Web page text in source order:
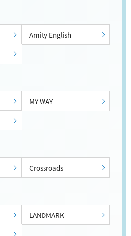
Amity English
MY WAY
Crossroads
LANDMARK